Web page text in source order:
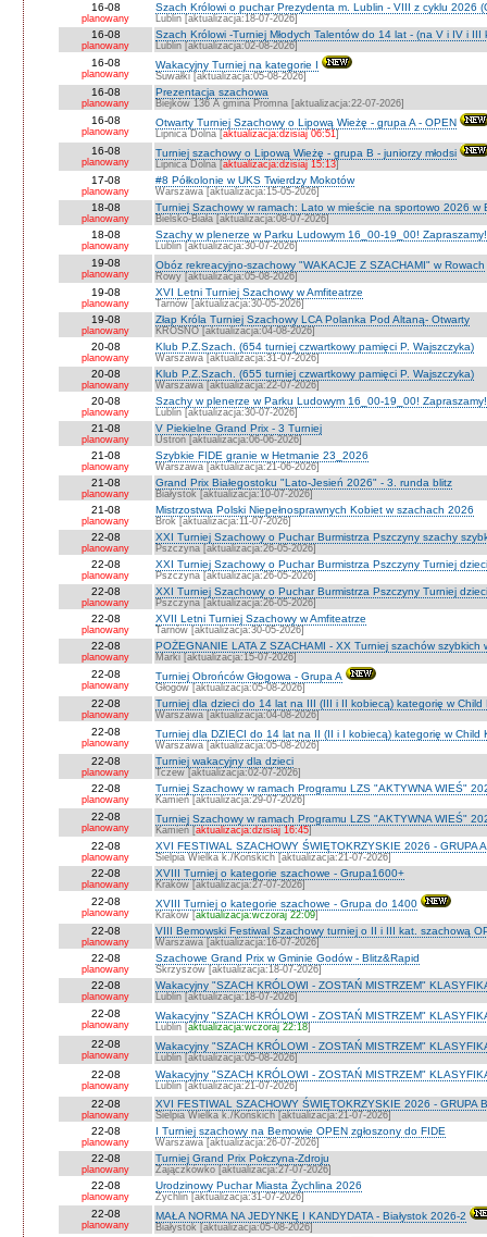
16-08
planowany
Szach Królowi o puchar Prezydenta m. Lublin - VIII z cyklu 2026
Lublin [aktualizacja:18-07-2026]
16-08
planowany
Szach Królowi -Turniej Młodych Talentów do 14 lat - (na V i IV i III
Lublin [aktualizacja:02-08-2026]
16-08
planowany
Wakacyjny Turniej na kategorie I
Suwałki [aktualizacja:05-08-2026]
16-08
planowany
Prezentacja szachowa
Biejków 136 A gmina Promna [aktualizacja:22-07-2026]
16-08
planowany
Otwarty Turniej Szachowy o Lipową Wieżę - grupa A - OPEN
Lipnica Dolna [aktualizacja:dzisiaj 06:51]
16-08
planowany
Turniej szachowy o Lipową Wieżę - grupa B - juniorzy młodsi
Lipnica Dolna [aktualizacja:dzisiaj 15:13]
17-08
planowany
#8 Półkolonie w UKS Twierdzy Mokotów
Warszawa [aktualizacja:15-05-2026]
18-08
planowany
Turniej Szachowy w ramach: Lato w mieście na sportowo 2026 w
Bielsko-Biała [aktualizacja:08-07-2026]
18-08
planowany
Szachy w plenerze w Parku Ludowym 16_00-19_00! Zapraszamy!
Lublin [aktualizacja:30-07-2026]
19-08
planowany
Obóz rekreacyjno-szachowy "WAKACJE Z SZACHAMI" w Rowach
Rowy [aktualizacja:05-08-2026]
19-08
planowany
XVI Letni Turniej Szachowy w Amfiteatrze
Tarnów [aktualizacja:30-05-2026]
19-08
planowany
Złap Króla Turniej Szachowy LCA Polanka Pod Altaną- Otwarty
KROSNO [aktualizacja:04-08-2026]
20-08
planowany
Klub P.Z.Szach. (654 turniej czwartkowy pamięci P. Wajszczyka)
Warszawa [aktualizacja:31-07-2026]
20-08
planowany
Klub P.Z.Szach. (655 turniej czwartkowy pamięci P. Wajszczyka)
Warszawa [aktualizacja:22-07-2026]
20-08
planowany
Szachy w plenerze w Parku Ludowym 16_00-19_00! Zapraszamy!
Lublin [aktualizacja:30-07-2026]
21-08
planowany
V Piekielne Grand Prix - 3 Turniej
Ustroń [aktualizacja:06-06-2026]
21-08
planowany
Szybkie FIDE granie w Hetmanie 23_2026
Warszawa [aktualizacja:21-06-2026]
21-08
planowany
Grand Prix Białegostoku "Lato-Jesień 2026" - 3. runda blitz
Białystok [aktualizacja:10-07-2026]
21-08
planowany
Mistrzostwa Polski Niepełnosprawnych Kobiet w szachach 2026
Brok [aktualizacja:11-07-2026]
22-08
planowany
XXI Turniej Szachowy o Puchar Burmistrza Pszczyny szachy
Pszczyna [aktualizacja:26-05-2026]
22-08
planowany
XXI Turniej Szachowy o Puchar Burmistrza Pszczyny Turniej
Pszczyna [aktualizacja:26-05-2026]
22-08
planowany
XXI Turniej Szachowy o Puchar Burmistrza Pszczyny Turniej
Pszczyna [aktualizacja:26-05-2026]
22-08
planowany
XVII Letni Turniej Szachowy w Amfiteatrze
Tarnów [aktualizacja:30-05-2026]
22-08
planowany
POŻEGNANIE LATA Z SZACHAMI - XX Turniej szachów szybkich
Marki [aktualizacja:15-07-2026]
22-08
planowany
Turniej Obrońców Głogowa - Grupa A
Głogów [aktualizacja:05-08-2026]
22-08
planowany
Turniej dla dzieci do 14 lat na III (III i II kobiecą) kategorię w Child
Warszawa [aktualizacja:04-08-2026]
22-08
planowany
Turniej dla DZIECI do 14 lat na II (II i I kobiecą) kategorię w Child
Warszawa [aktualizacja:05-08-2026]
22-08
planowany
Turniej wakacyjny dla dzieci
Tczew [aktualizacja:02-07-2026]
22-08
planowany
Turniej Szachowy w ramach Programu LZS "AKTYWNA WIEŚ"
Kamień [aktualizacja:29-07-2026]
22-08
planowany
Turniej Szachowy w ramach Programu LZS "AKTYWNA WIEŚ"
Kamień [aktualizacja:dzisiaj 16:45]
22-08
planowany
XVI FESTIWAL SZACHOWY ŚWIĘTOKRZYSKIE 2026 - GRUPA
Sielpia Wielka k./Końskich [aktualizacja:21-07-2026]
22-08
planowany
XVIII Turniej o kategorie szachowe - Grupa1600+
Kraków [aktualizacja:27-07-2026]
22-08
planowany
XVIII Turniej o kategorie szachowe - Grupa do 1400
Kraków [aktualizacja:wczoraj 22:09]
22-08
planowany
VIII Bemowski Festiwal Szachowy turniej o II i III kat. szachową
Warszawa [aktualizacja:16-07-2026]
22-08
planowany
Szachowe Grand Prix w Gminie Godów - Blitz&Rapid
Skrzyszów [aktualizacja:18-07-2026]
22-08
planowany
Wakacyjny "SZACH KRÓLOWI - ZOSTAŃ MISTRZEM"
Lublin [aktualizacja:18-07-2026]
22-08
planowany
Wakacyjny "SZACH KRÓLOWI - ZOSTAŃ MISTRZEM"
Lublin [aktualizacja:wczoraj 22:18]
22-08
planowany
Wakacyjny "SZACH KRÓLOWI - ZOSTAŃ MISTRZEM"
Lublin [aktualizacja:05-08-2026]
22-08
planowany
Wakacyjny "SZACH KRÓLOWI - ZOSTAŃ MISTRZEM"
Lublin [aktualizacja:21-07-2026]
22-08
planowany
XVI FESTIWAL SZACHOWY ŚWIĘTOKRZYSKIE 2026 - GRUPA B
Sielpia Wielka k./Końskich [aktualizacja:21-07-2026]
22-08
planowany
I Turniej szachowy na Bemowie OPEN zgłoszony do FIDE
Warszawa [aktualizacja:26-07-2026]
22-08
planowany
Turniej Grand Prix Połczyna-Zdroju
Zajączkówko [aktualizacja:27-07-2026]
22-08
planowany
Urodzinowy Puchar Miasta Żychlina 2026
Żychlin [aktualizacja:31-07-2026]
22-08
planowany
MAŁA NORMA NA JEDYNKĘ I KANDYDATA - Białystok 2026-2
Białystok [aktualizacja:05-08-2026]